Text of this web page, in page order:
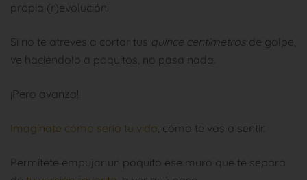
propia (r)evolución.
Si no te atreves a cortar tus quince centímetros de golpe,
ve haciéndolo a poquitos, no pasa nada.
¡Pero avanza!
Imagínate cómo sería tu vida, cómo te vas a sentir.
Permítete empujar un poquito ese muro que te separa